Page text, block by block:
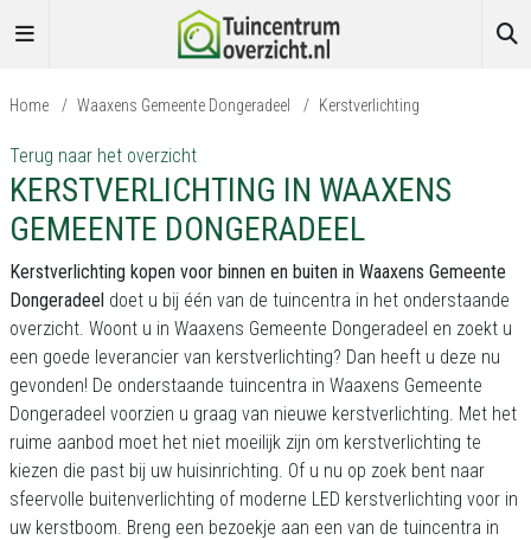
Home / Waaxens Gemeente Dongeradeel / Kerstverlichting
Terug naar het overzicht
KERSTVERLICHTING IN WAAXENS
GEMEENTE DONGERADEEL
Kerstverlichting kopen voor binnen en buiten in Waaxens Gemeente
Dongeradeel doet u bij één van de tuincentra in het onderstaande
overzicht. Woont u in Waaxens Gemeente Dongeradeel en zoekt u
een goede leverancier van kerstverlichting? Dan heeft u deze nu
gevonden! De onderstaande tuincentra in Waaxens Gemeente
Dongeradeel voorzien u graag van nieuwe kerstverlichting. Met het
ruime aanbod moet het niet moeilijk zijn om kerstverlichting te
kiezen die past bij uw huisinrichting. Of u nu op zoek bent naar
sfeervolle buitenverlichting of moderne LED kerstverlichting voor in
uw kerstboom. Breng een bezoekje aan een van de tuincentra in